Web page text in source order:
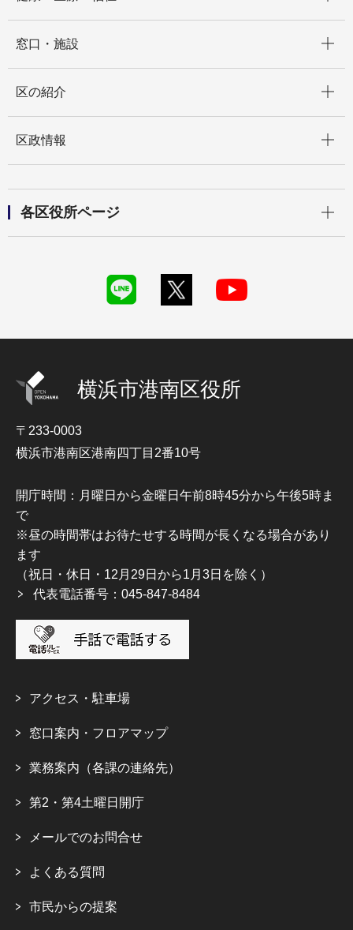
窓口・施設
区の紹介
区政情報
各区役所ページ
横浜市港南区役所
〒233-0003
横浜市港南区港南四丁目2番10号
開庁時間：月曜日から金曜日午前8時45分から午後5時ま
で
※昼の時間帯はお待たせする時間が長くなる場合があり
ます
（祝日・休日・12月29日から1月3日を除く）
代表電話番号：045-847-8484
アクセス・駐車場
窓口案内・フロアマップ
業務案内（各課の連絡先）
第2・第4土曜日開庁
メールでのお問合せ
よくある質問
市民からの提案